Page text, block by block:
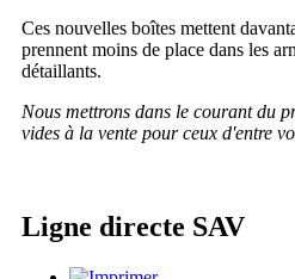
Ces nouvelles boîtes mettent
prennent moins de place dans les
détaillants.
Nous mettrons dans le courant du
vides à la vente pour ceux d'entre
Ligne directe SAV